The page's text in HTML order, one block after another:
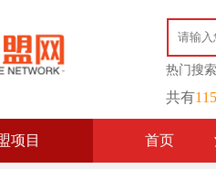
热门搜
共有115
项目 首页